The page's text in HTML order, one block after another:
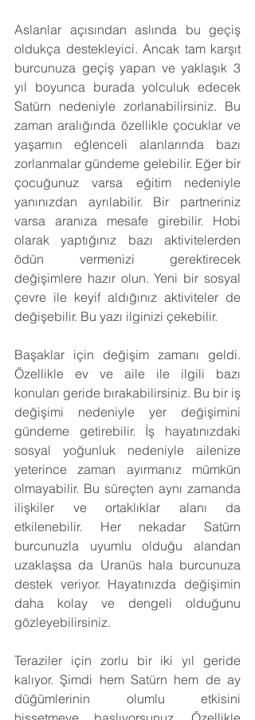
Aslanlar açısından aslında bu geçiş
oldukça destekleyici. Ancak tam karşıt
burcunuza geçiş yapan ve yaklaşık 3
yıl boyunca burada yolculuk edecek
Satürn nedeniyle zorlanabilirsiniz. Bu
zaman aralığında özellikle çocuklar ve
yaşamın eğlenceli alanlarında bazı
zorlanmalar gündeme gelebilir. Eğer bir
çocuğunuz varsa eğitim nedeniyle
yanınızdan ayrılabilir. Bir partneriniz
varsa aranıza mesafe girebilir. Hobi
olarak yaptığınız bazı aktivitelerden
ödün vermenizi gerektirecek
değişimlere hazır olun. Yeni bir sosyal
çevre ile keyif aldığınız aktiviteler de
değişebilir. Bu yazı ilginizi çekebilir.
Başaklar için değişim zamanı geldi.
Özellikle ev ve aile ile ilgili bazı
konuları geride bırakabilirsiniz. Bu bir iş
değişimi nedeniyle yer değişimini
gündeme getirebilir. İş hayatınızdaki
sosyal yoğunluk nedeniyle ailenize
yeterince zaman ayırmanız mümkün
olmayabilir. Bu süreçten aynı zamanda
ilişkiler ve ortaklıklar alanı da
etkilenebilir. Her nekadar Satürn
burcunuzla uyumlu olduğu alandan
uzaklaşsa da Uranüs hala burcunuza
destek veriyor. Hayatınızda değişimin
daha kolay ve dengeli olduğunu
gözleyebilirsiniz.
Teraziler için zorlu bir iki yıl geride
kalıyor. Şimdi hem Satürn hem de ay
düğümlerinin olumlu etkisini